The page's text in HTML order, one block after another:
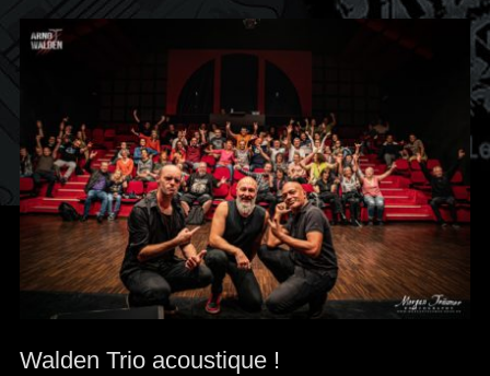
Walden Trio acoustique !